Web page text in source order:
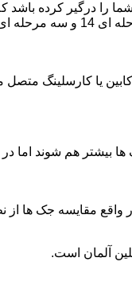
را درگیر کرده باشد
یا کارسلینگ
هم شوند اما در
واقع مقایسه جک ها
آلمان است.